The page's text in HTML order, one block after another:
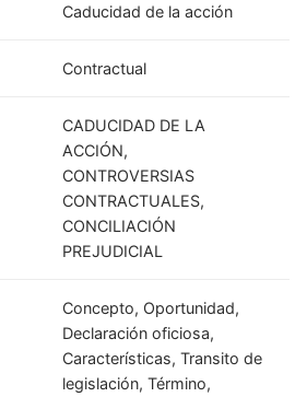
Caducidad de la acción
Contractual
CADUCIDAD DE LA
ACCIÓN,
CONTROVERSIAS
CONTRACTUALES,
CONCILIACIÓN
PREJUDICIAL
Concepto, Oportunidad,
Declaración oficiosa,
Características, Transito de
legislación, Término,